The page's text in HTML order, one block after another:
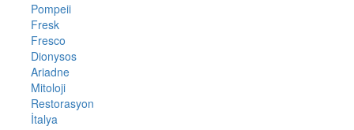
Pompeii
Fresk
Fresco
Dionysos
Ariadne
Mitoloji
Restorasyon
İtalya